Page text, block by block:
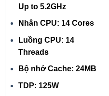
Up to 5.2GHz
Nhân CPU: 14 Cores
Luồng CPU: 14
Threads
Bộ nhớ Cache: 24MB
TDP: 125W